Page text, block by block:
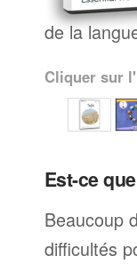
de la
Cliquer sur
Est-ce
Beaucoup
difficultés